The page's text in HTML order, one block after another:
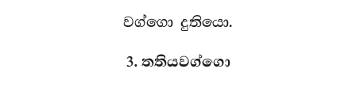
වග්ගො දුතියො.
3. තතියවග්ගො